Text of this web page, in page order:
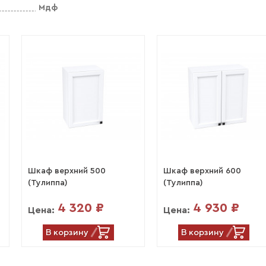
Мдф
Шкаф верхний 500
(Тулиппа)
Цена: 4 320 ₽
В корзину
Шкаф верхний 600
(Тулиппа)
Цена: 4 930 ₽
В корзину